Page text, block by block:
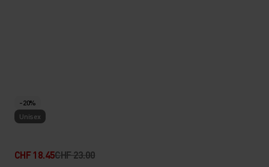
-20%
Unisex
CHF 18.45CHF 23.00